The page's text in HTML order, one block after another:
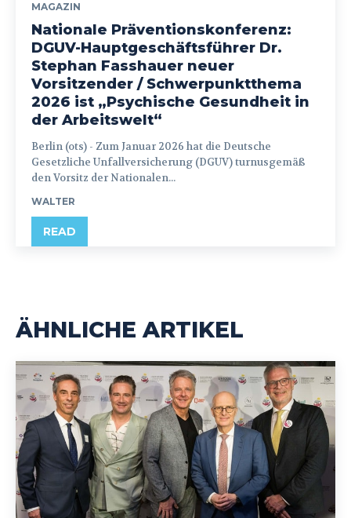
MAGAZIN
Nationale Präventionskonferenz:
DGUV-Hauptgeschäftsführer Dr.
Stephan Fasshauer neuer
Vorsitzender / Schwerpunktthema
2026 ist „Psychische Gesundheit in
der Arbeitswelt“
Berlin (ots) - Zum Januar 2026 hat die Deutsche
Gesetzliche Unfallversicherung (DGUV) turnusgemäß
den Vorsitz der Nationalen...
WALTER
READ
ÄHNLICHE ARTIKEL